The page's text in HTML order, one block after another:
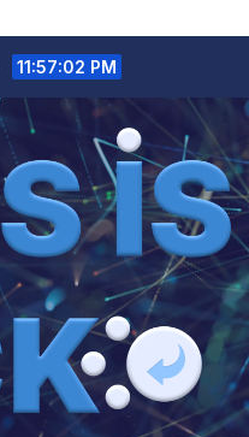
11:57:03 PM